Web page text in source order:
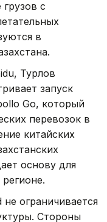
с
в
Турлов
запуск
Go, который
перевозок в
китайских
основу для
ограничивается
Стороны